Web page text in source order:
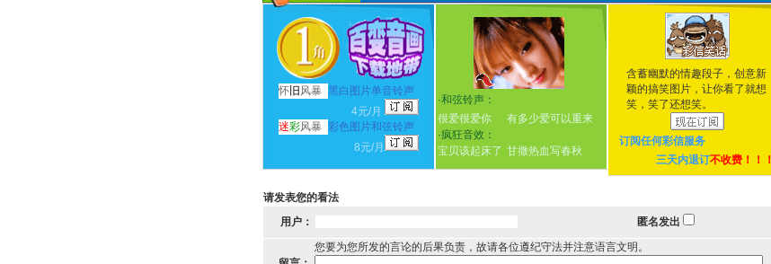
怀 旧 风暴
黑白图片单音铃声
4元/月
迷彩风暴 彩色图片和弦铃声
8元/月
·和弦铃声：
很爱很爱你
有多少爱可以重来
·疯狂音效：
宝贝该起床了 甘撒热血写春秋
含蓄幽默的情趣段子，创意新
颖的搞笑图片，让你看了就想
笑，笑了还想笑。
订阅任何彩信服务
三天内退订不收费！！！
请发表您的看法
用户：
匿名发出
您要为您所发的言论的后果负责，故请各位遵纪守法并注意语言文明。